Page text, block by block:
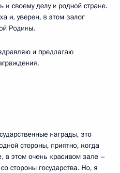
к своему делу и родной стране.
и, уверен, в этом залог
Родины.
и предлагаю
награды, это
стороны, приятно, когда
в этом очень красивом зале –
стороны государства. Но, я